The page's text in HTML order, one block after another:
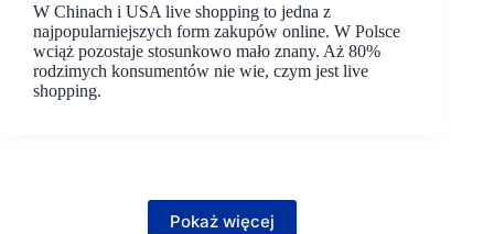
W Chinach i USA live shopping to jedna z
najpopularniejszych form zakupów online. W Polsce
wciąż pozostaje stosunkowo mało znany. Aż 80%
rodzimych konsumentów nie wie, czym jest live
shopping.
Pokaż więcej